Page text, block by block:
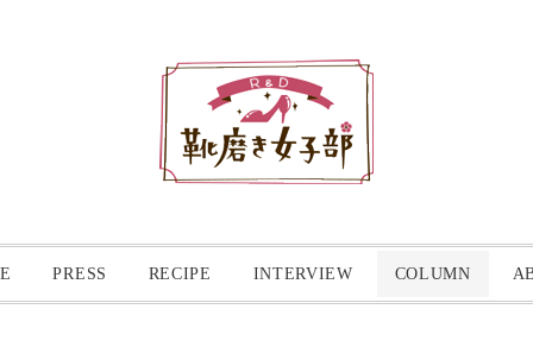
PRESS RECIPE INTERVIEW COLUMN